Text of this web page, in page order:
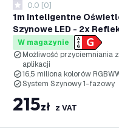
1m Inteligentne
Szynowe LED - 2x
Szynowy - 4.9W -
Możliwość
System Szynowy 1-
Czarny
0 Gwiazdki oceny
0.0 [0]
W magazynie
Możliwość przyciemniania
aplikacji
16,5 miliona kolorów
System Szynowy 1-fazowy
215zł z VAT